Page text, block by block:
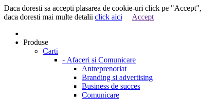
Daca doresti sa accepti plasarea de cookie-uri click pe "Accept",
daca doresti mai multe detalii click aici Accept
Produse
Carti
- Afaceri si Comunicare
Antreprenoriat
Branding si advertising
Business de succes
Comunicare